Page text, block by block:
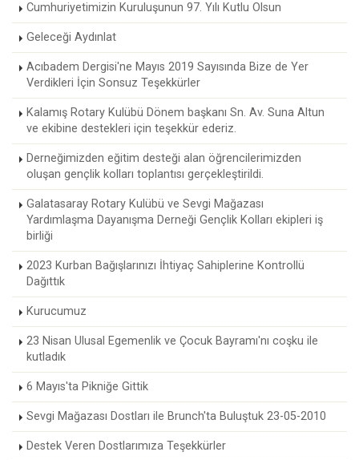
Cumhuriyetimizin Kuruluşunun 97. Yılı Kutlu Olsun
Geleceği Aydınlat
Acıbadem Dergisi'ne Mayıs 2019 Sayısında Bize de Yer
Verdikleri İçin Sonsuz Teşekkürler
Kalamış Rotary Kulübü Dönem başkanı Sn. Av. Suna Altun
ve ekibine destekleri için teşekkür ederiz.
Derneğimizden eğitim desteği alan öğrencilerimizden
oluşan gençlik kolları toplantısı gerçekleştirildi.
Galatasaray Rotary Kulübü ve Sevgi Mağazası
Yardımlaşma Dayanışma Derneği Gençlik Kolları ekipleri iş
birliği
2023 Kurban Bağışlarınızı İhtiyaç Sahiplerine Kontrollü
Dağıttık
Kurucumuz
23 Nisan Ulusal Egemenlik ve Çocuk Bayramı'nı coşku ile
kutladık
6 Mayıs'ta Pikniğe Gittik
Sevgi Mağazası Dostları ile Brunch'ta Buluştuk 23-05-2010
Destek Veren Dostlarımıza Teşekkürler